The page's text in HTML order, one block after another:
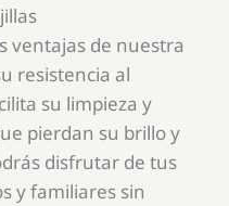
ventajas de nuestra
resistencia al
su limpieza y
pierdan su brillo y
disfrutar de tus
y familiares sin